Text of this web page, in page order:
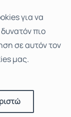
για να
πιο
σε αυτόν τον
μας.